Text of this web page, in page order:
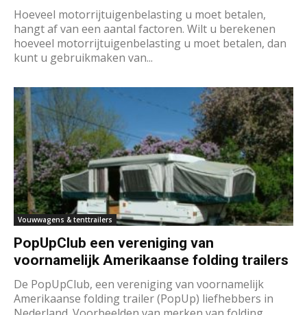
Hoeveel motorrijtuigenbelasting u moet betalen,
hangt af van een aantal factoren. Wilt u berekenen
hoeveel motorrijtuigenbelasting u moet betalen, dan
kunt u gebruikmaken van...
Vouwwagens & tenttrailers
PopUpClub een vereniging van
voornamelijk Amerikaanse folding trailers
De PopUpClub, een vereniging van voornamelijk
Amerikaanse folding trailer (PopUp) liefhebbers in